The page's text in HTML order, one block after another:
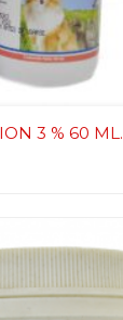
3 % 60 ML.